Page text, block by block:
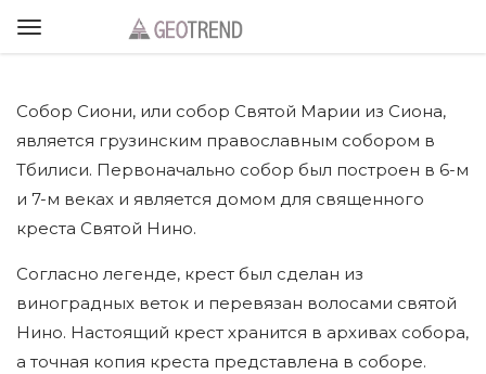
Собор Сиони, или собор Святой Марии из Сиона,
является грузинским православным собором в
Тбилиси. Первоначально собор был построен в 6-м
и 7-м веках и является домом для священного
креста Святой Нино.
Согласно легенде, крест был сделан из
виноградных веток и перевязан волосами святой
Нино. Настоящий крест хранится в архивах собора,
а точная копия креста представлена в соборе.